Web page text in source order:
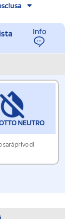
Info
NEUTRO
sarà privo di